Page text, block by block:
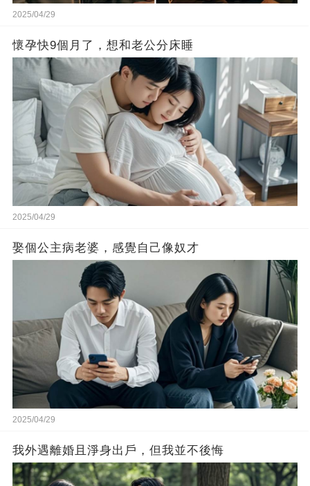
2025/04/29
懷孕快9個月了，想和老公分床睡
2025/04/29
娶個公主病老婆，感覺自己像奴才
2025/04/29
我外遇離婚且淨身出戶，但我並不後悔